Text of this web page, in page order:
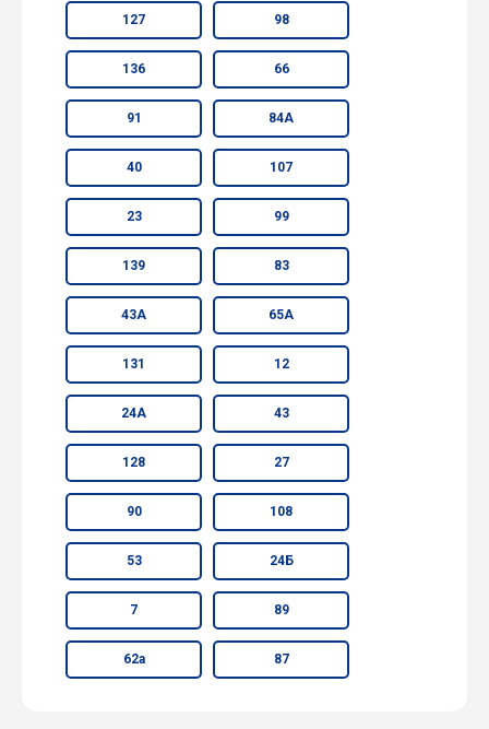
127 98
136 66
91 84А
40 107
23 99
139 83
43А 65А
131 12
24А 43
128 27
90 108
53 24Б
7 89
62а 87